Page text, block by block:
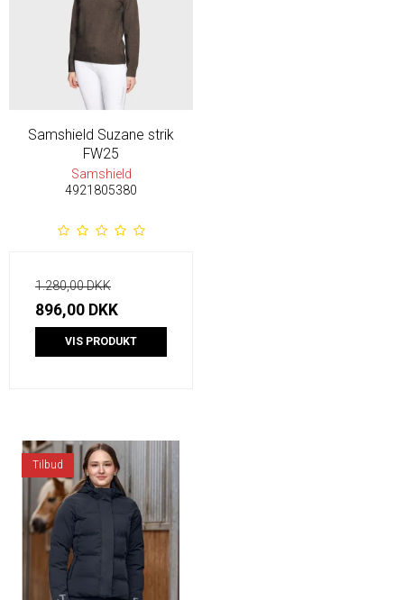
Samshield Suzane strik
FW25
Samshield
4921805380
1.280,00 DKK
896,00 DKK
VIS PRODUKT
Tilbud